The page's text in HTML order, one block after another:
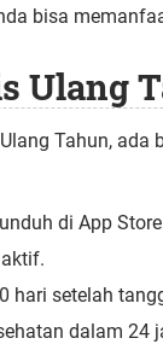
bisa
Ulang
Tahun, ada
di App
hari setelah
dalam 24